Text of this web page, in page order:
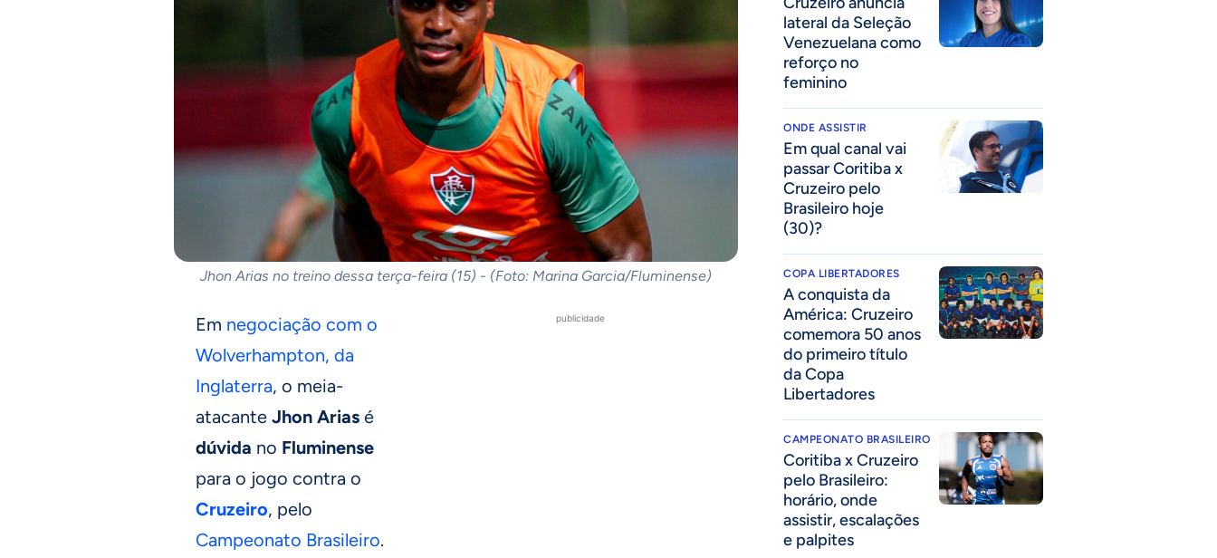
Jhon Arias no treino dessa terça-feira (15) - (Foto: Marina Garcia/Fluminense)
publicidade
Em negociação com o
Wolverhampton, da
Inglaterra, o meia-
atacante Jhon Arias é
dúvida no Fluminense
para o jogo contra o
Cruzeiro, pelo
Campeonato Brasileiro.
lateral da Seleção
Venezuelana como
reforço no
feminino
ONDE ASSISTIR
Em qual canal vai
passar Coritiba x
Cruzeiro pelo
Brasileiro hoje
(30)?
COPA LIBERTADORES
A conquista da
América: Cruzeiro
comemora 50 anos
do primeiro título
da Copa
Libertadores
CAMPEONATO BRASILEIRO
Coritiba x Cruzeiro
pelo Brasileiro:
horário, onde
assistir, escalações
e palpites